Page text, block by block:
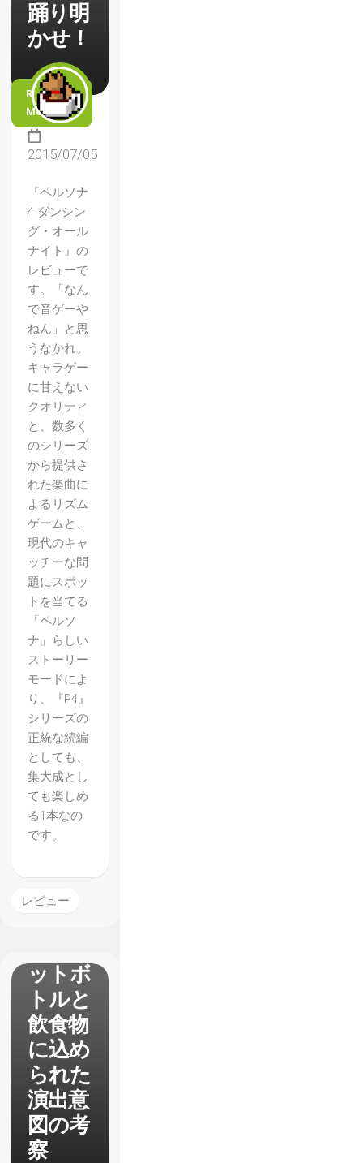
踊り明
かせ！
READ
MORE
2015/07/05
『ペルソナ
4 ダンシン
グ・オール
ナイト』の
レビューで
す。「なん
で音ゲーや
ねん」と思
うなかれ。
キャラゲー
に甘えない
クオリティ
と、数多く
のシリーズ
から提供さ
れた楽曲に
よるリズム
ゲームと、
現代のキャ
ッチーな問
題にスポッ
トを当てる
「ペルソ
ナ」らしい
ストーリー
モードによ
り、『P4』
シリーズの
正統な続編
としても、
集大成とし
ても楽しめ
る1本なの
です。
レビュー
TVア
ニメ
【響
け！ユ
ーフォ
ットボ
トルと
飲食物
に込め
られた
演出意
図の考
察